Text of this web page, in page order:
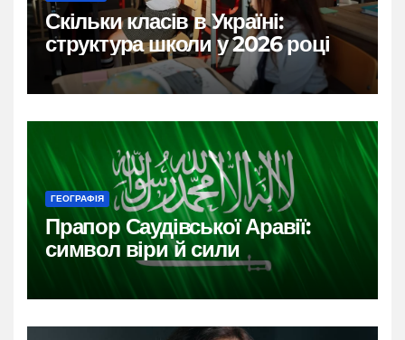
Скільки класів в Україні:
структура школи у 2026 році
ГЕОГРАФІЯ
Прапор Саудівської Аравії:
символ віри й сили